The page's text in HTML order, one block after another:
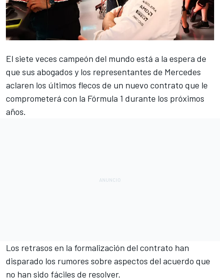
El siete veces campeón del mundo está a la espera de
que sus abogados y los representantes de Mercedes
aclaren los últimos flecos de un nuevo contrato que le
comprometerá con la Fórmula 1 durante los próximos
años.
Los retrasos en la formalización del contrato han
disparado los rumores sobre aspectos del acuerdo que
no han sido fáciles de resolver.